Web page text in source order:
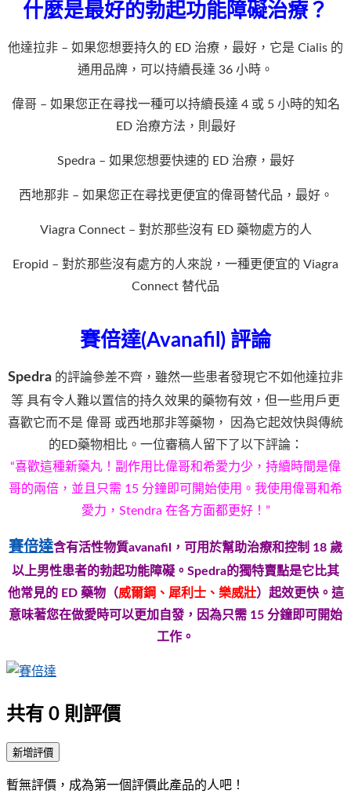
什麼是最好的勃起功能障礙治療？
他達拉非 – 如果您想要持久的 ED 治療，最好，它是 Cialis 的
通用品牌，可以持續長達 36 小時。
偉哥 – 如果您正在尋找一種可以持續長達 4 或 5 小時的知名
ED 治療方法，則最好
Spedra – 如果您想要快速的 ED 治療，最好
西地那非 – 如果您正在尋找更便宜的偉哥替代品，最好。
Viagra Connect – 對於那些沒有 ED 藥物處方的人
Eropid – 對於那些沒有處方的人來說，一種更便宜的 Viagra
Connect 替代品
賽倍達(Avanafil) 評論
Spedra 的評論參差不齊，雖然一些患者發現它不如他達拉非
等 具有令人難以置信的持久效果的藥物有效，但一些用戶更
喜歡它而不是 偉哥 或西地那非等藥物， 因為它起效快與傳統
的ED藥物相比。一位審稿人留下了以下評論：
“喜歡這種新藥丸！副作用比偉哥和希愛力少，持續時間是偉
哥的兩倍，並且只需 15 分鐘即可開始使用。我使用偉哥和希
愛力，Stendra 在各方面都更好！”
賽倍達含有活性物質avanafil，可用於幫助治療和控制 18 歲
以上男性患者的勃起功能障礙。Spedra的獨特賣點是它比其
他常見的 ED 藥物（威爾鋼、犀利士、樂威壯）起效更快。這
意味著您在做愛時可以更加自發，因為只需 15 分鐘即可開始
工作。
共有 0 則評價
新增評價
暫無評價，成為第一個評價此產品的人吧！